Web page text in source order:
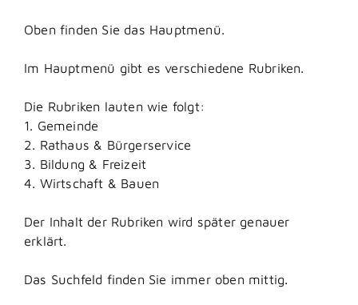
Oben finden Sie das Hauptmenü.
Im Hauptmenü gibt es verschiedene Rubriken.
Die Rubriken lauten wie folgt:
1. Gemeinde
2. Rathaus & Bürgerservice
3. Bildung & Freizeit
4. Wirtschaft & Bauen
Der Inhalt der Rubriken wird später genauer
erklärt.
Das Suchfeld finden Sie immer oben mittig.